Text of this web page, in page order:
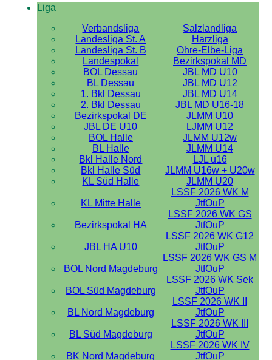
Liga
Verbandsliga
Salzlandliga
Landesliga St. A
Harzliga
Landesliga St. B
Ohre-Elbe-Liga
Landespokal
Bezirkspokal MD
BOL Dessau
JBL MD U10
BL Dessau
JBL MD U12
1. Bkl Dessau
JBL MD U14
2. Bkl Dessau
JBL MD U16-18
Bezirkspokal DE
JLMM U10
JBL DE U10
LJMM U12
BOL Halle
JLMM U12w
BL Halle
JLMM U14
Bkl Halle Nord
LJL u16
Bkl Halle Süd
JLMM U16w + U20w
KL Süd Halle
JLMM U20
KL Mitte Halle
LSSF 2026 WK M
JtfOuP
Bezirkspokal HA
LSSF 2026 WK GS
JtfOuP
JBL HA U10
LSSF 2026 WK G12
JtfOuP
BOL Nord Magdeburg
LSSF 2026 WK GS M
JtfOuP
BOL Süd Magdeburg
LSSF 2026 WK Sek
JtfOuP
BL Nord Magdeburg
LSSF 2026 WK II
JtfOuP
BL Süd Magdeburg
LSSF 2026 WK III
JtfOuP
BK Nord Magdeburg
LSSF 2026 WK IV
JtfOuP